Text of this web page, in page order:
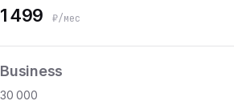
1 499 ₽/мес
Business
30 000